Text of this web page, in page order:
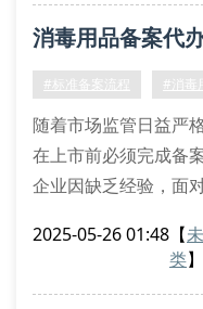
微生物检测指标要符
常见备案失败原因分
消毒用品备案代
种植家庭农场专
#标准备案流程 #消毒
随着市场监管日益严
在上市前必须完成备
企业因缺乏经验，面
办？怎样的机构能真
2025-05-26 01:48 【
类】